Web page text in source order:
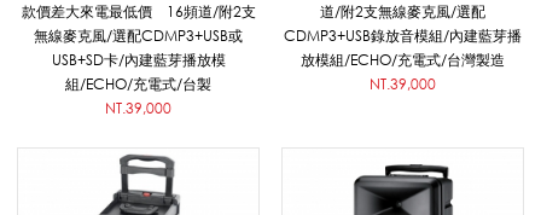
進
階
款價差大來電最低價 16頻道/附2支
無線麥克風/選配CDMP3+USB或
USB+SD卡/內建藍芽播放模
組/ECHO/充電式/台製
NT.39,000
道/附2支無線麥克風/選配
CDMP3+USB錄放音模組/內建藍芽播
放模組/ECHO/充電式/台灣製造
NT.39,000